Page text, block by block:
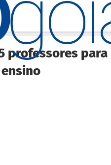
professores para